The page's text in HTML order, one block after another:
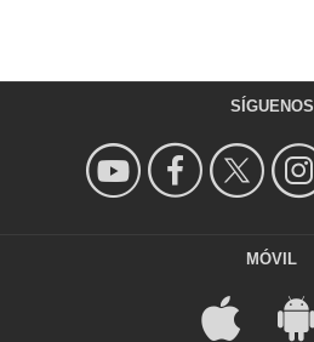
SÍGUENOS
MÓVIL